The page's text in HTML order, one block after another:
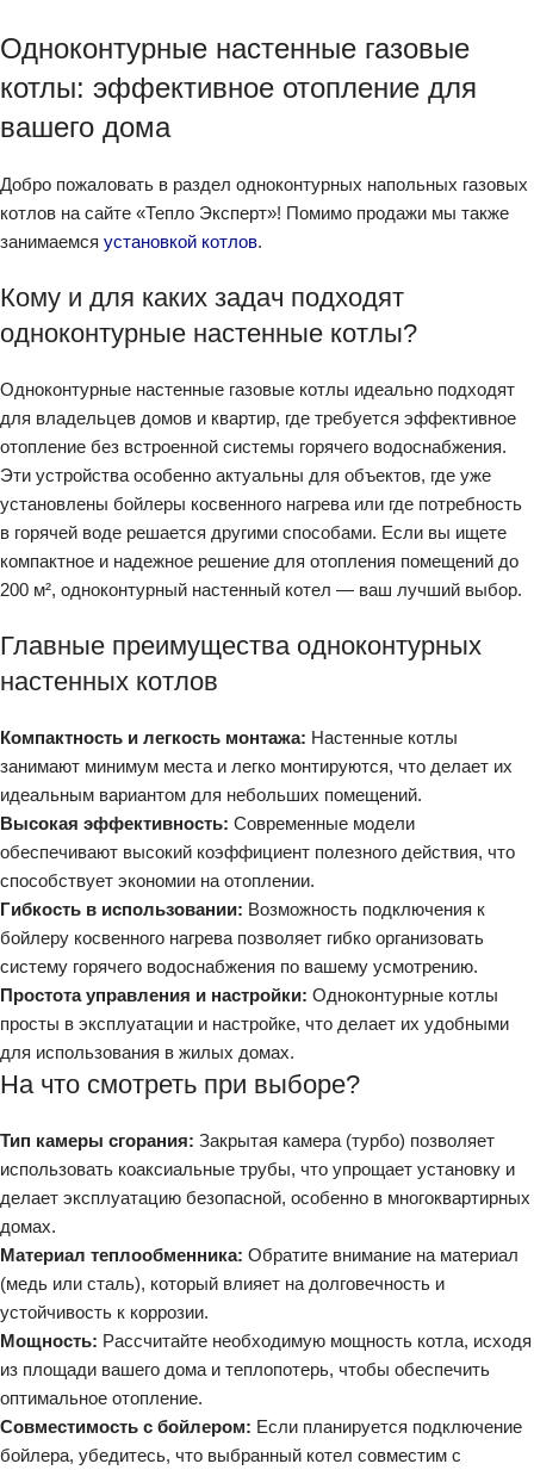
Одноконтурные настенные газовые
котлы: эффективное отопление для
вашего дома
Добро пожаловать в раздел одноконтурных напольных газовых
котлов на сайте «Тепло Эксперт»! Помимо продажи мы также
занимаемся установкой котлов.
Кому и для каких задач подходят
одноконтурные настенные котлы?
Одноконтурные настенные газовые котлы идеально подходят
для владельцев домов и квартир, где требуется эффективное
отопление без встроенной системы горячего водоснабжения.
Эти устройства особенно актуальны для объектов, где уже
установлены бойлеры косвенного нагрева или где потребность
в горячей воде решается другими способами. Если вы ищете
компактное и надежное решение для отопления помещений до
200 м², одноконтурный настенный котел — ваш лучший выбор.
Главные преимущества одноконтурных
настенных котлов
Компактность и легкость монтажа: Настенные котлы
занимают минимум места и легко монтируются, что делает их
идеальным вариантом для небольших помещений.
Высокая эффективность: Современные модели
обеспечивают высокий коэффициент полезного действия, что
способствует экономии на отоплении.
Гибкость в использовании: Возможность подключения к
бойлеру косвенного нагрева позволяет гибко организовать
систему горячего водоснабжения по вашему усмотрению.
Простота управления и настройки: Одноконтурные котлы
просты в эксплуатации и настройке, что делает их удобными
для использования в жилых домах.
На что смотреть при выборе?
Тип камеры сгорания: Закрытая камера (турбо) позволяет
использовать коаксиальные трубы, что упрощает установку и
делает эксплуатацию безопасной, особенно в многоквартирных
домах.
Материал теплообменника: Обратите внимание на материал
(медь или сталь), который влияет на долговечность и
устойчивость к коррозии.
Мощность: Рассчитайте необходимую мощность котла, исходя
из площади вашего дома и теплопотерь, чтобы обеспечить
оптимальное отопление.
Совместимость с бойлером: Если планируется подключение
бойлера, убедитесь, что выбранный котел совместим с